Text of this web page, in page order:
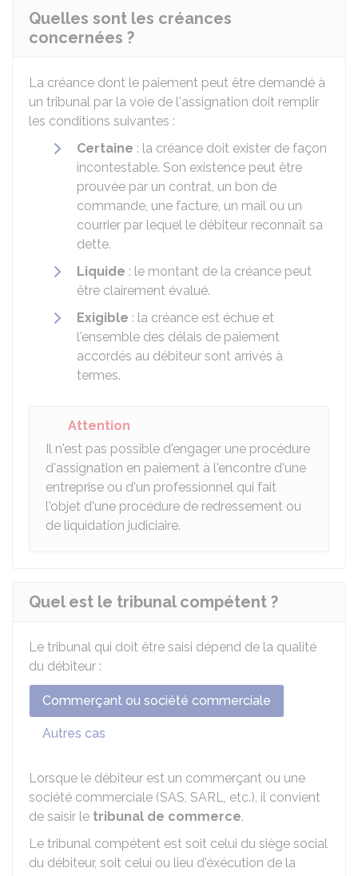
Quelles sont les créances
concernées ?
La créance dont le paiement peut être demandé à
un tribunal par la voie de l'assignation doit remplir
les conditions suivantes :
Certaine : la créance doit exister de façon
incontestable. Son existence peut être
prouvée par un contrat, un bon de
commande, une facture, un mail ou un
courrier par lequel le débiteur reconnaît sa
dette.
Liquide : le montant de la créance peut
être clairement évalué.
Exigible : la créance est échue et
l'ensemble des délais de paiement
accordés au débiteur sont arrivés à
termes.
Attention
Il n'est pas possible d'engager une procédure
d'assignation en paiement à l'encontre d'une
entreprise ou d'un professionnel qui fait
l'objet d'une procédure de redressement ou
de liquidation judiciaire.
Quel est le tribunal compétent ?
Le tribunal qui doit être saisi dépend de la qualité
du débiteur :
Commerçant ou société commerciale
Autres cas
Lorsque le débiteur est un commerçant ou une
société commerciale (SAS, SARL, etc.), il convient
de saisir le tribunal de commerce.
Le tribunal compétent est soit celui du siège social
du débiteur, soit celui ou lieu d'éxécution de la